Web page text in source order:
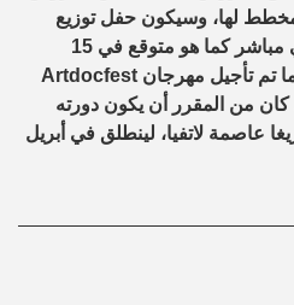
لها، وسيكون حفل توزيع
الجوائز عبارة عن بث تلفزيوني مباشر كما هو متوقع في 15
نوفمبر على تلفزيون لاتفيا، فيما تم تأجيل مهرجان Artdocfest
كان من المقرر أن يكون دورته
عاصمة لاتفيا، لينطلق في أبريل